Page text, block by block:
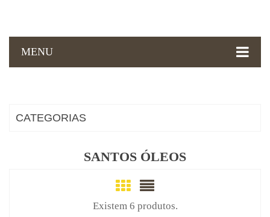
MENU
CATEGORIAS
SANTOS ÓLEOS
Existem 6 produtos.